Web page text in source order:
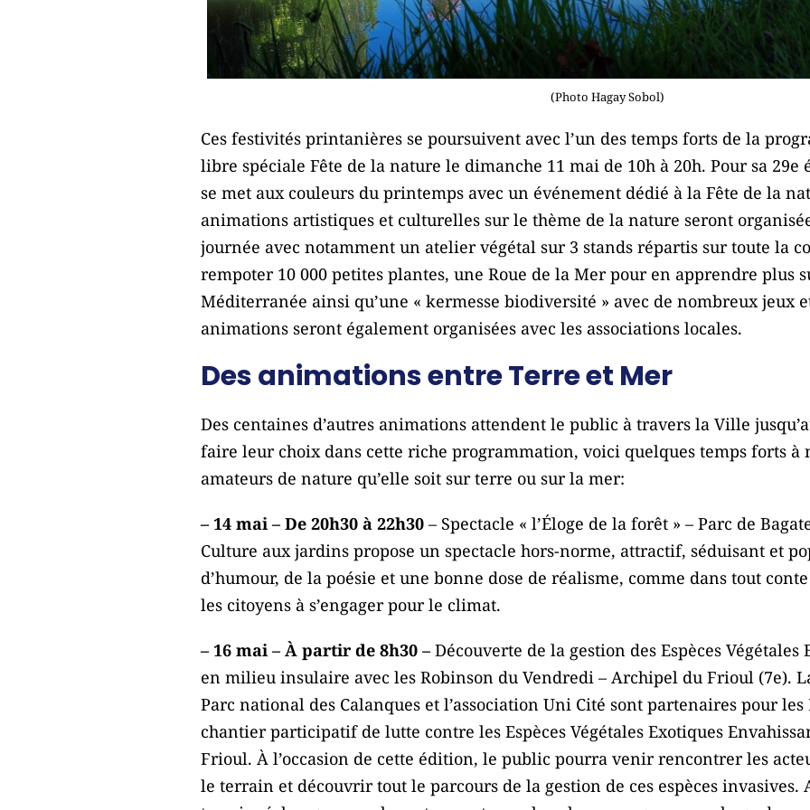
(Photo Hagay Sobol)
Ces festivités printanières se poursuivent avec l’un des temps forts de la
libre spéciale Fête de la nature le dimanche 11 mai de 10h à 20h. Pour sa
se met aux couleurs du printemps avec un événement dédié à la Fête de la
animations artistiques et culturelles sur le thème de la nature seront
journée avec notamment un atelier végétal sur 3 stands répartis sur toute la
rempoter 10 000 petites plantes, une Roue de la Mer pour en apprendre plus
Méditerranée ainsi qu’une « kermesse biodiversité » avec de nombreux jeux
animations seront également organisées avec les associations locales.
Des animations entre Terre et Mer
Des centaines d’autres animations attendent le public à travers la Ville
faire leur choix dans cette riche programmation, voici quelques temps forts à
amateurs de nature qu’elle soit sur terre ou sur la mer:
– 14 mai – De 20h30 à 22h30 – Spectacle « l’Éloge de la forêt » – Parc de
Culture aux jardins propose un spectacle hors-norme, attractif, séduisant et
d’humour, de la poésie et une bonne dose de réalisme, comme dans tout
les citoyens à s’engager pour le climat.
– 16 mai – À partir de 8h30 – Découverte de la gestion des Espèces Végétales
en milieu insulaire avec les Robinson du Vendredi – Archipel du Frioul (7e).
Parc national des Calanques et l’association Uni Cité sont partenaires pour
chantier participatif de lutte contre les Espèces Végétales Exotiques
Frioul. À l’occasion de cette édition, le public pourra venir rencontrer les
le terrain et découvrir tout le parcours de la gestion de ces espèces invasives.